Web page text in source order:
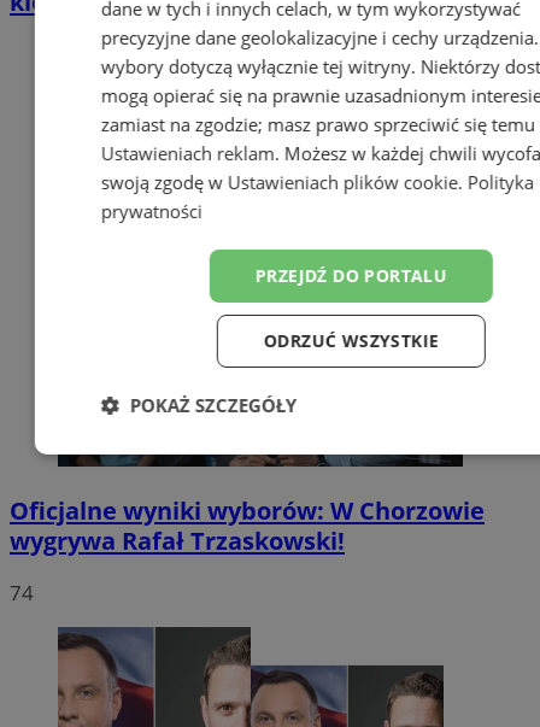
Oficjalne wyniki wyborów: W Chorzowie
wygrywa Rafał Trzaskowski!
74
dane w tych i innych celach, w tym wykorzystywać
precyzyjne dane geolokalizacyjne i cechy
wybory dotyczą wyłącznie tej witryny. Niektórzy
mogą opierać się na prawnie uzasadnionym
zamiast na zgodzie; masz prawo sprzeciwić się temu
Ustawieniach reklam. Możesz w każdej chwili
swoją zgodę w Ustawieniach plików cookie. Polityka
prywatności
PRZEJDŹ DO PORTALU
ODRZUĆ WSZYSTKIE
POKAŻ SZCZEGÓŁY
Niezbędne Wydajność
Funkcjonalność
Niezbędne Wydajność Targetowanie